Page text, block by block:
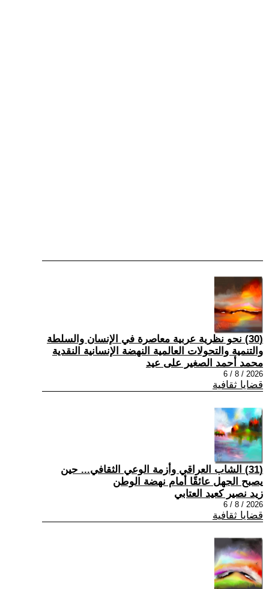
(30) نحو نظرية عربية معاصرة في الإنسان والسلطة
والتنمية والتحولات العالمية النهضة الإنسانية النقدية
محمد أحمد الصغير على عيد
2026 / 8 / 6
قضايا ثقافية
(31) الشاب العراقي وأزمة الوعي الثقافي... حين
يصبح الجهل عائقًا أمام نهضة الوطن
زيد نصير كعيد العتابي
2026 / 8 / 6
قضايا ثقافية